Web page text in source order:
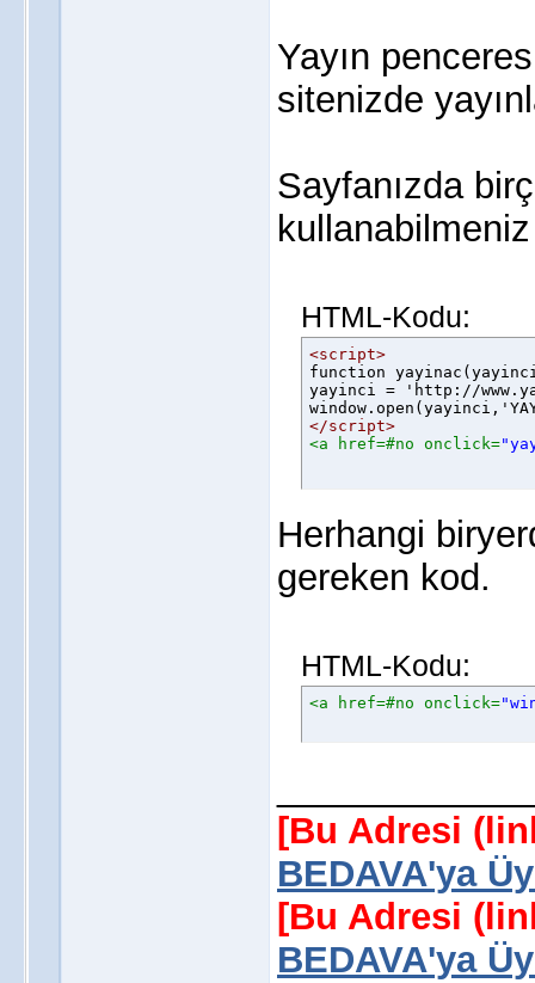
Yayın
sitenizde
Sayfanızda
HTML-Kodu:
<script>
function
yayinci = 'http://
</script>
<a href=#no onclick=
Herhangi
gereken kod.
HTML-Kodu:
<a href=#no onclick=
[Bu Adresi
BEDAVA'ya
[Bu Adresi
BEDAVA'ya